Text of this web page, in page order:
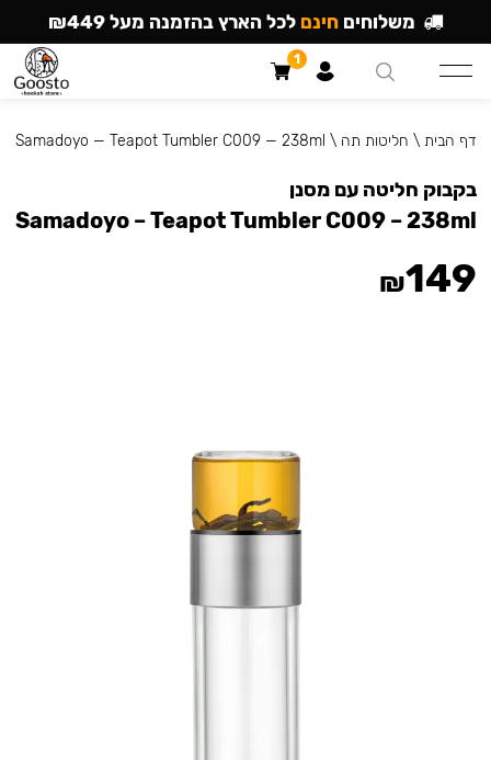
דף הבית \ חליטות תה \
Samadoyo — Teapot Tumbler C009 — 238ml
בקבוק חליטה עם מסנן
Samadoyo – Teapot Tumbler C009 – 238ml
₪149
משלוחים חינם לכל הארץ בהזמנה מעל ₪449
1